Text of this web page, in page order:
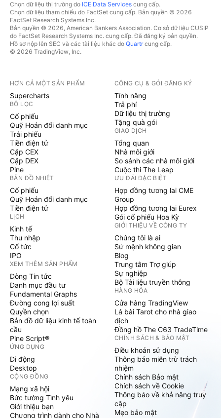
Chọn dữ liệu thị trường do ICE Data Services cung cấp.
Chọn dữ liệu tham chiếu do FactSet cung cấp. Bản quyền © 2026
FactSet Research Systems Inc.
Bản quyền © 2026, American Bankers Association. Cơ sở dữ liệu CUSIP
do FactSet Research Systems Inc. cung cấp. Đã đăng ký bản quyền.
Hồ sơ nộp lên SEC và các tài liệu khác do Quartrcung cấp.
© 2026 TradingView, Inc.
HƠN CẢ MỘT SẢN PHẨM
Supercharts
BỘ LỌC
Cổ phiếu
Quỹ Hoán đổi danh mục
Trái phiếu
Tiền điện tử
Cặp CEX
Cặp DEX
Pine
BẢN ĐỒ NHIỆT
Cổ phiếu
Quỹ Hoán đổi danh mục
Tiền điện tử
LỊCH
Kinh tế
Thu nhập
Cổ tức
IPO
XEM THÊM SẢN PHẨM
Dòng Tin tức
Danh mục đầu tư
Fundamental Graphs
Đường cong lợi suất
Quyền chọn
Bản đồ dữ liệu kinh tế toàn
cầu
Pine Script®
ỨNG DỤNG
Di động
Desktop
CỘNG ĐỒNG
Mạng xã hội
Bức tường Tình yêu
Giới thiệu bạn
Chương trình dành cho Nhà
CÔNG CỤ & GÓI ĐĂNG KÝ
Tính năng
Trả phí
Dữ liệu thị trường
Tặng quà gói
GIAO DỊCH
Tổng quan
Nhà môi giới
So sánh các nhà môi giới
Cuộc thi The Leap
ƯU ĐÃI ĐẶC BIỆT
Hợp đồng tương lai CME
Group
Hợp đồng tương lai Eurex
Gói cổ phiếu Hoa Kỳ
GIỚI THIỆU VỀ CÔNG TY
Chúng tôi là ai
Sứ mệnh không gian
Blog
Trung tâm Trợ giúp
Sự nghiệp
Bộ Tài liệu truyền thông
HÀNG HÓA
Cửa hàng TradingView
Lá bài Tarot cho nhà giao
dịch
Đồng hồ The C63 TradeTime
CHÍNH SÁCH & BẢO MẬT
Điều khoản sử dụng
Thông báo miễn trừ trách
nhiệm
Chính sách Bảo mật
Chích sách về Cookie
Thông báo về khả năng truy
cập
Mẹo bảo mật